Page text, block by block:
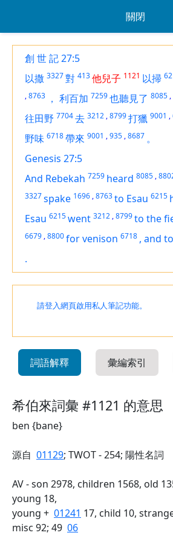
關閉
創 世 記 27:5
以撒 3327對 413他兒子 1121 以掃
,8763 ， 利百加 7259也聽見了 8085 ,
往田野 7704去 3212 ,8799打獵 9001 ,
野味 6718帶來 9001 ,935 ,8687 。
Genesis 27:5
And Rebekah 7259 heard 8085 ,
3327spake 1696 ,8763to Esau 6215
Esau 6215went 3212 ,8799to the
6679 ,8800forvenison 6718 , and
.
請登入網頁啟用私人筆記功能。
詞語解釋 彙編索引
希伯來詞彙 #1121 的意思
ben {bane}
源自 01129; TWOT - 254; 陽性名詞
AV - son 2978, children 1568, old
young 18,
young + 01241 17, child 10,
misc 92; 49 06